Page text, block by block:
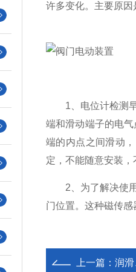
许多变化。主要原
1、电位计检测早
端和滑动端子的电
端的内点之间滑动
定，不能随意安装
2、为了解决使用
门位置。这种磁传
上一篇： 润滑